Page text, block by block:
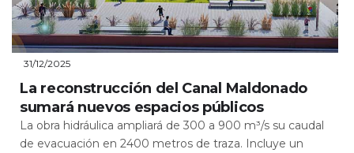
31/12/2025
La reconstrucción del Canal Maldonado
sumará nuevos espacios públicos
La obra hidráulica ampliará de 300 a 900 m³/s su caudal
de evacuación en 2400 metros de traza. Incluye un